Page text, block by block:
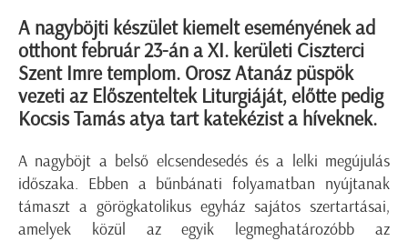
A nagyböjti készület kiemelt eseményének ad
otthont február 23-án a XI. kerületi Ciszterci
Szent Imre templom. Orosz Atanáz püspök
vezeti az Előszenteltek Liturgiáját, előtte pedig
Kocsis Tamás atya tart katekézist a híveknek.
A nagyböjt a belső elcsendesedés és a lelki megújulás
időszaka. Ebben a bűnbánati folyamatban nyújtanak
támaszt a görögkatolikus egyház sajátos szertartásai,
amelyek közül az egyik legmeghatározóbb az